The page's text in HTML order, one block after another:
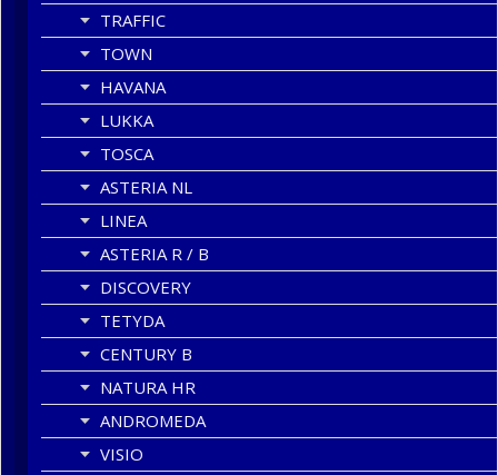
TRAFFIC
TOWN
HAVANA
LUKKA
TOSCA
ASTERIA NL
LINEA
ASTERIA R / B
DISCOVERY
TETYDA
CENTURY B
NATURA HR
ANDROMEDA
VISIO